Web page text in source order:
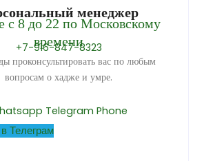
менеджер
с 8 до 22 по Московскому
времени
+7-916-847-8323
проконсультировать вас по любым
вопросам о хадже и умре.
Telegram Phone
Телеграм